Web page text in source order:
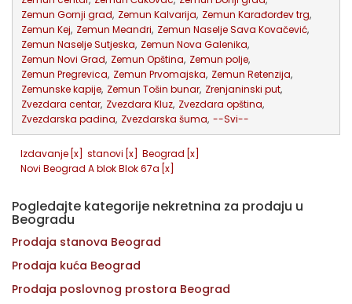
Zemun Gornji grad, Zemun Kalvarija, Zemun Karađorđev trg,
Zemun Kej, Zemun Meandri, Zemun Naselje Sava Kovačević,
Zemun Naselje Sutjeska, Zemun Nova Galenika,
Zemun Novi Grad, Zemun Opština, Zemun polje,
Zemun Pregrevica, Zemun Prvomajska, Zemun Retenzija,
Zemunske kapije, Zemun Tošin bunar, Zrenjaninski put,
Zvezdara centar, Zvezdara Kluz, Zvezdara opština,
Zvezdarska padina, Zvezdarska šuma, --Svi--
Izdavanje [x] stanovi [x] Beograd [x]
Novi Beograd A blok Blok 67a [x]
Pogledajte kategorije nekretnina za prodaju u
Beogradu
Prodaja stanova Beograd
Prodaja kuća Beograd
Prodaja poslovnog prostora Beograd